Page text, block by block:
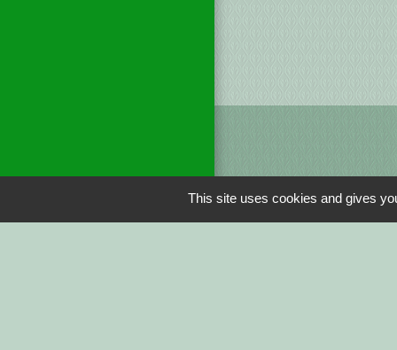
This site uses cookies and gives